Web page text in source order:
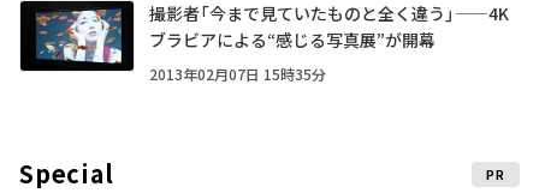
撮影者「今まで見ていたものと全く違う」——4K
ブラビアによる“感じる写真展”が開幕
2013年02月07日 15時35分
Special PR